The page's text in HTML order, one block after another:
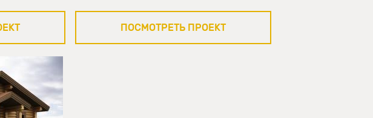
ПОСМОТРЕТЬ ПРОЕКТ